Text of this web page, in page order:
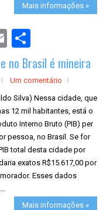
Mais informações »
r
e
no Brasil é mineira
Um comentário
Silva) Nessa cidade, que
12 mil habitantes, está o
Interno Bruto (PIB) per
pessoa, no Brasil. Se for
total desta cidade por
exatos R$15.617,00 por
Esses dados
Mais informações »